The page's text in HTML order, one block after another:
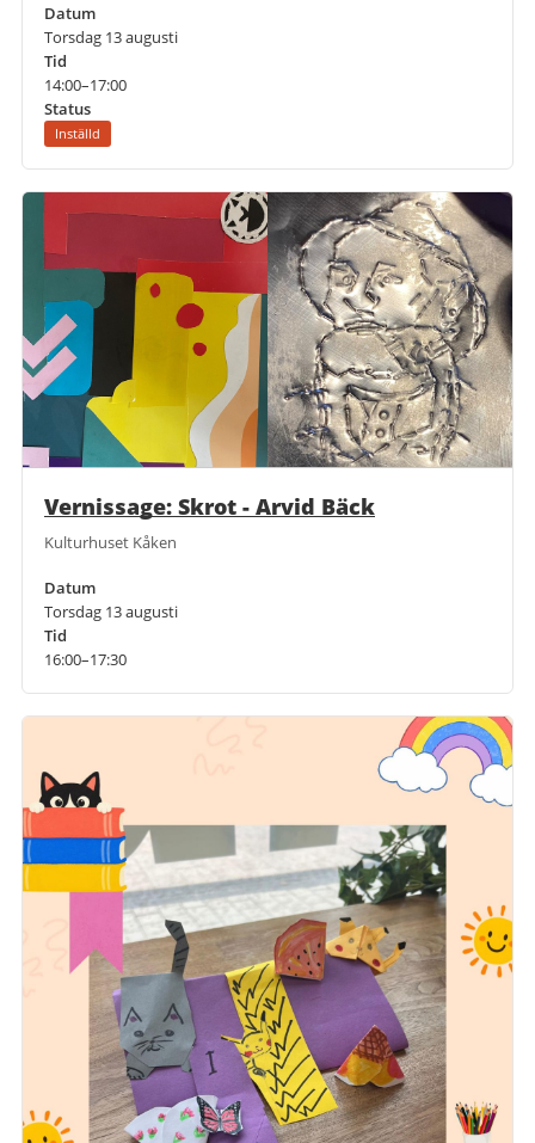
Datum
Torsdag 13 augusti
Tid
14:00–17:00
Status
Inställd
Vernissage: Skrot - Arvid Bäck
Kulturhuset Kåken
Datum
Torsdag 13 augusti
Tid
16:00–17:30